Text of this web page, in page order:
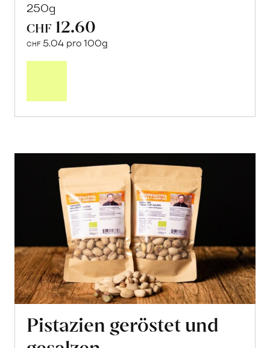
250g
CHF 12.60
CHF 5.04 pro 100g
Pistazien geröstet und